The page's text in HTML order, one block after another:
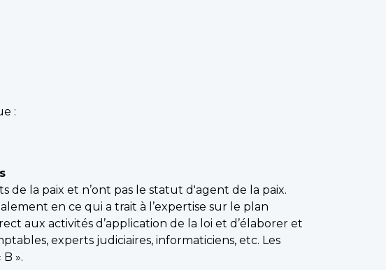
:
de la paix et n’ont pas le statut d'agent de la paix.
en ce qui a trait à l’expertise sur le plan
aux activités d’application de la loi et d’élaborer et
experts judiciaires, informaticiens, etc. Les
».